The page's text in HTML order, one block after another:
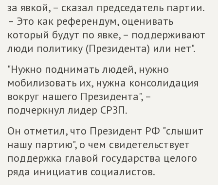
за явкой, – сказал председатель партии.
– Это как референдум, оценивать
который будут по явке, – поддерживают
люди политику (Президента) или нет".
"Нужно поднимать людей, нужно
мобилизовать их, нужна консолидация
вокруг нашего Президента", –
подчеркнул лидер СРЗП.
Он отметил, что Президент РФ "слышит
нашу партию", о чем свидетельствует
поддержка главой государства целого
ряда инициатив социалистов.